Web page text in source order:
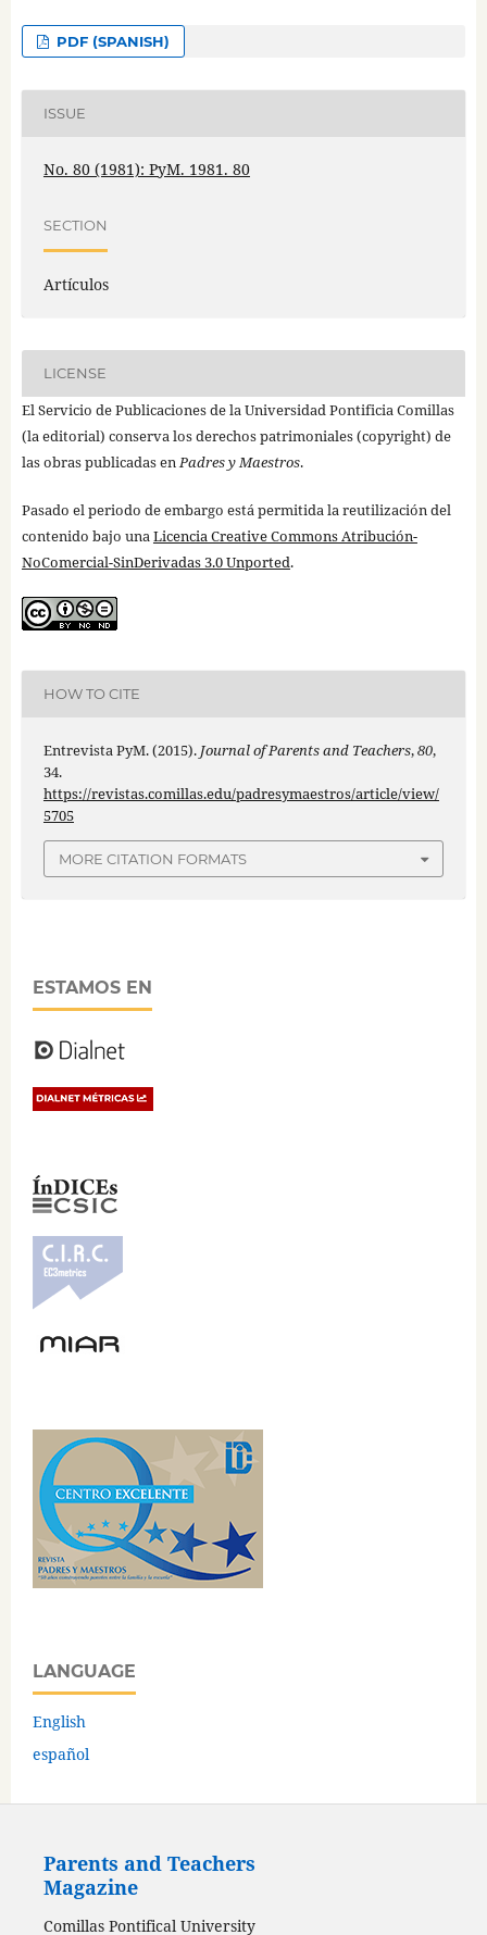
PDF (SPANISH)
ISSUE
No. 80 (1981): PyM. 1981. 80
SECTION
Artículos
LICENSE
El Servicio de Publicaciones de la Universidad Pontificia Comillas
(la editorial) conserva los derechos patrimoniales (copyright) de
las obras publicadas enPadres y Maestros.
Pasado el periodo de embargo está permitida la reutilización del
contenido bajo unaLicencia Creative Commons Atribución-
NoComercial-SinDerivadas 3.0 Unported.
HOW TO CITE
Entrevista PyM. (2015). Journal of Parents and Teachers,80,
34.
https://revistas.comillas.edu/padresymaestros/article/view/
5705
MORE CITATION FORMATS
ESTAMOS EN
LANGUAGE
English
español
Parents and Teachers
Magazine
Comillas Pontifical University